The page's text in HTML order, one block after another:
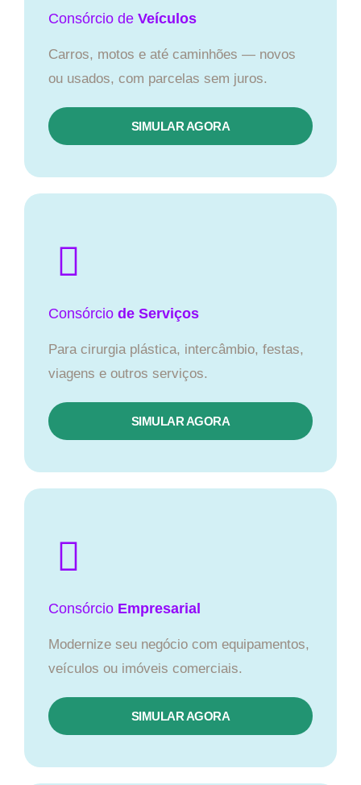
Consórcio de Veículos
Carros, motos e até caminhões — novos
ou usados, com parcelas sem juros.
SIMULAR AGORA
Consórcio de Serviços
Para cirurgia plástica, intercâmbio, festas,
viagens e outros serviços.
SIMULAR AGORA
Consórcio Empresarial
Modernize seu negócio com equipamentos,
veículos ou imóveis comerciais.
SIMULAR AGORA